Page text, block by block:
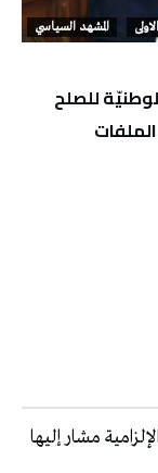
الاولى المشهد السياسي
للصلح
مشار إليها